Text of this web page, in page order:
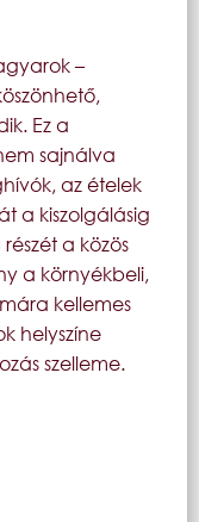
–
Ez a
sajnálva
az ételek
a kiszolgálásig
a közös
a környékbeli,
kellemes
helyszíne
szelleme.